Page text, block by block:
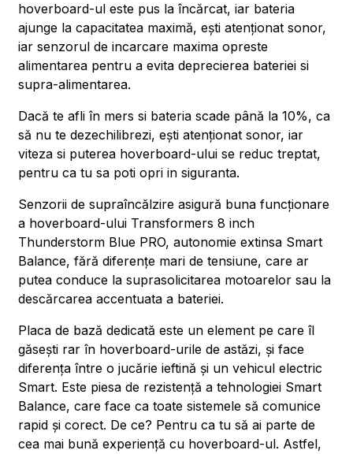
hoverboard-ul este pus la încărcat, iar bateria
ajunge la capacitatea maximă, ești atenționat sonor,
iar senzorul de incarcare maxima opreste
alimentarea pentru a evita deprecierea bateriei si
supra-alimentarea.
Dacă te afli în mers si bateria scade până la 10%, ca
să nu te dezechilibrezi, ești atenționat sonor, iar
viteza si puterea hoverboard-ului se reduc treptat,
pentru ca tu sa poti opri in siguranta.
Senzorii de supraîncălzire asigură buna funcționare
a hoverboard-ului Transformers 8 inch
Thunderstorm Blue PRO, autonomie extinsa Smart
Balance, fără diferențe mari de tensiune, care ar
putea conduce la suprasolicitarea motoarelor sau la
descărcarea accentuata a bateriei.
Placa de bază dedicată este un element pe care îl
găsești rar în hoverboard-urile de astăzi, și face
diferența între o jucărie ieftină și un vehicul electric
Smart. Este piesa de rezistență a tehnologiei Smart
Balance, care face ca toate sistemele să comunice
rapid și corect. De ce? Pentru ca tu să ai parte de
cea mai bună experiență cu hoverboard-ul. Astfel,